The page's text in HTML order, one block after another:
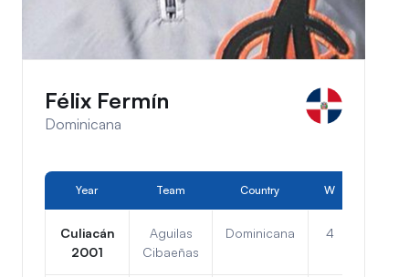
Félix Fermín
Dominicana
Year Team Country W
Culiacán
2001
Aguilas
Cibaeñas
Dominicana 4